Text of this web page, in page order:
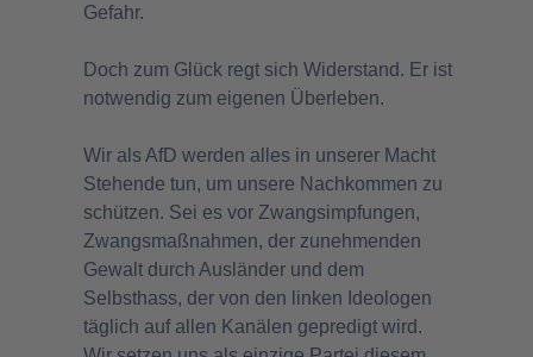
Gefahr.
Doch zum Glück regt sich Widerstand. Er ist
notwendig zum eigenen Überleben.
Wir als AfD werden alles in unserer Macht
Stehende tun, um unsere Nachkommen zu
schützen. Sei es vor Zwangsimpfungen,
Zwangsmaßnahmen, der zunehmenden
Gewalt durch Ausländer und dem
Selbsthass, der von den linken Ideologen
täglich auf allen Kanälen gepredigt wird.